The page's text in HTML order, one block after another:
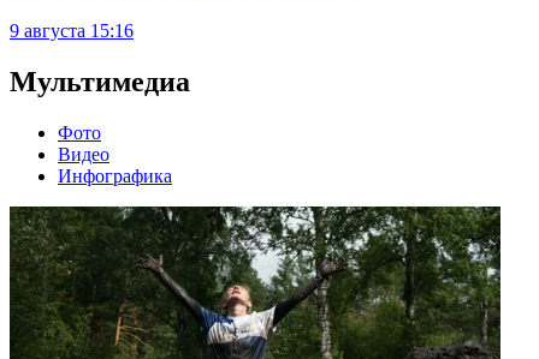
9 августа 15:16
Мультимедиа
Фото
Видео
Инфографика